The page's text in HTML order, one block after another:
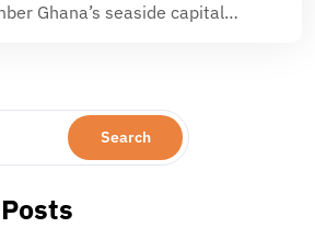
Ghana’s seaside capital…
Search